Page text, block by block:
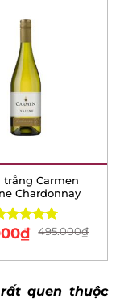
quen thuộc
trắng Carmen
Chardonnay
5.00
495.000₫
₫